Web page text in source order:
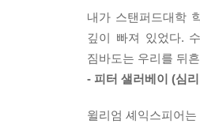
비극적 결함은 우유
감을 이성주의자의
울증에 걸린 사람들
낳은 역작 『셰익스
400년 전에 현재와
학문 분야의 주제
찬찬히 개괄한다.
내가 스탠퍼드대학
깊이 빠져 있었다.
짐바도는 우리를 뒤
- 피터 샐러베이 (심
윌리엄 셰익스피어